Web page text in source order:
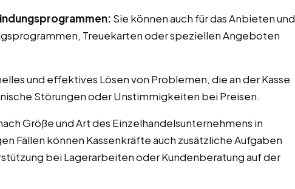
Sie können auch für das Anbieten und
Treuekarten oder speziellen Angeboten
und effektives Lösen von Problemen, die an der Kasse
Störungen oder Unstimmigkeiten bei Preisen.
Größe und Art des Einzelhandelsunternehmens in
Fällen können Kassenkräfte auch zusätzliche Aufgaben
bei Lagerarbeiten oder Kundenberatung auf der